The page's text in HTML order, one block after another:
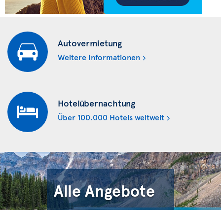
Autovermietung
Weitere Informationen
Hotelübernachtung
Über 100.000 Hotels weltweit
Alle Angebote